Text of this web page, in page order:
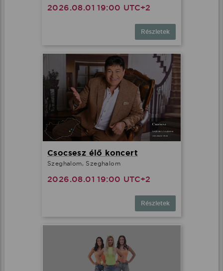
2026.08.01 19:00 UTC+2
Részletek
Csocsesz élő koncert
Szeghalom, Szeghalom
2026.08.01 19:00 UTC+2
Részletek